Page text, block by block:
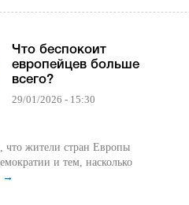
Что беспокоит
европейцев больше
всего?
29/01/2026 - 15:30
что жители стран Европы
и тем, насколько
→